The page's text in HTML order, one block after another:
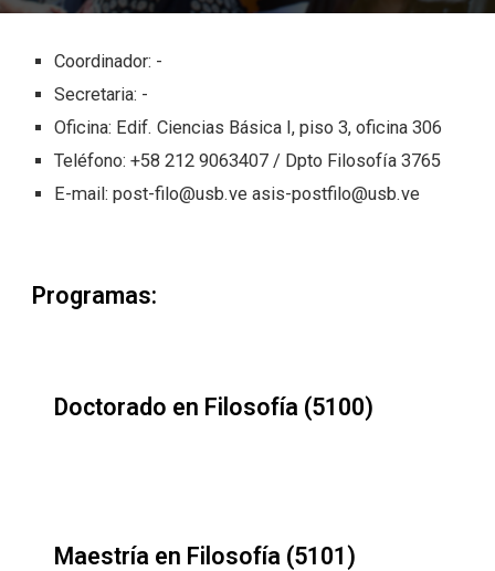
Coordinador: -
Secretaria: -
Oficina: Edif. Ciencias Básica I, piso 3, oficina 306
Teléfono: +58 212 9063407 / Dpto Filosofía 3765
E-mail:post-filo@usb.ve asis-postfilo@usb.ve
Programas:
Doctorado en Filosofía (5100)
Maestría en Filosofía (5101)